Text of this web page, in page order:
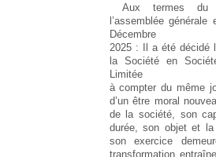
Aux termes du
l’assemblée générale
Décembre
2025 : Il a été décidé
la Société en
Limitée
à compter du même
d’un être moral
de la société, son
durée, son objet et
son exercice
transformation